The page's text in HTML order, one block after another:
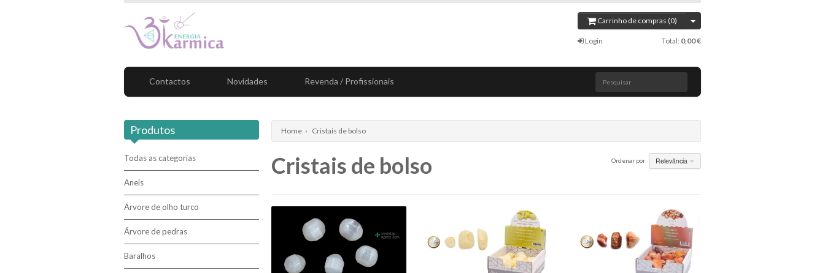
Carrinho de compras (0)
Login Total: 0,00 €
Contactos Novidades Revenda / Profissionais
Produtos
Todas as categorias
Aneis
Árvore de olho turco
Árvore de pedras
Baralhos
Home › Cristais de bolso
Cristais de bolso Ordenar por Relevância